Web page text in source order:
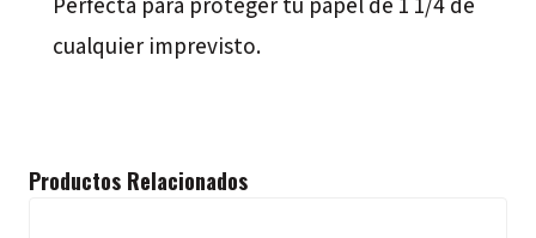
cualquier imprevisto.
Productos Relacionados